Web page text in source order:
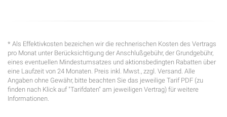
* Als Effektivkosten bezeichen wir die rechnerischen Kosten des Vertrags
pro Monat unter Berücksichtigung der Anschlußgebühr, der Grundgebühr,
eines eventuellen Mindestumsatzes und aktionsbedingten Rabatten über
eine Laufzeit von 24 Monaten. Preis inkl. Mwst., zzgl. Versand. Alle
Angaben ohne Gewähr, bitte beachten Sie das jeweilige Tarif PDF (zu
finden nach Klick auf "Tarifdaten" am jeweiligen Vertrag) für weitere
Informationen.